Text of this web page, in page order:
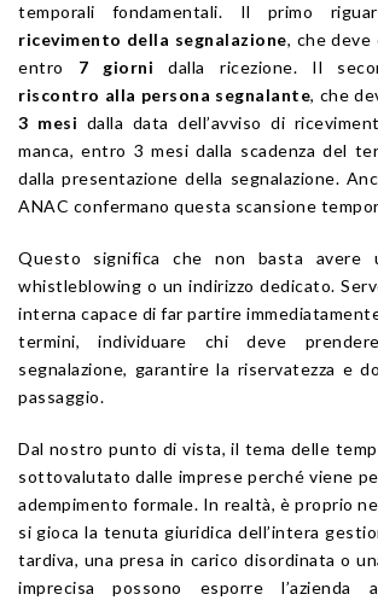
temporali fondamentali. Il primo
ricevimento della segnalazione, che deve
entro 7 giorni dalla ricezione. Il
riscontro alla persona segnalante, che
3 mesi dalla data dell’avviso di
manca, entro 3 mesi dalla scadenza del
dalla presentazione della segnalazione.
ANAC confermano questa scansione
Questo significa che non basta avere
whistleblowing o un indirizzo dedicato.
interna capace di far partire
termini, individuare chi deve
segnalazione, garantire la riservatezza e
passaggio.
Dal nostro punto di vista, il tema delle
sottovalutato dalle imprese perché viene
adempimento formale. In realtà, è proprio
si gioca la tenuta giuridica dell’intera
tardiva, una presa in carico disordinata o
imprecisa possono esporre l’azienda